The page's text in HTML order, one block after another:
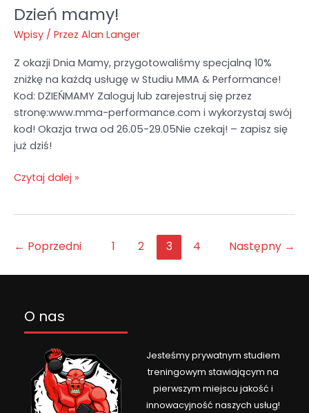
Dzień mamy!
Wpisy / Przez Alan Langer
Z okazji Dnia Mamy, przygotowaliśmy specjalną 10%
zniżkę na każdą usługę w Studiu MMA & Performance!
Kod: DZIEŃMAMY Zaloguj lub zarejestruj się przez
stronę:www.mma-performance.com i wykorzystaj swój
kod! Okazja trwa od 26.05-29.05Nie czekaj! – zapisz się
już dziś!
Czytaj dalej »
← Poprzedni 1 2 3 4 Następny →
O nas
Jesteśmy prywatnym studiem
treningowym stawiającym na
pierwszym miejscu jakość i
innowacyjność naszych usług!